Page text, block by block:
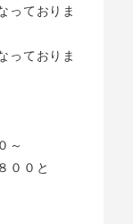
っておりま
っておりま
～
００と